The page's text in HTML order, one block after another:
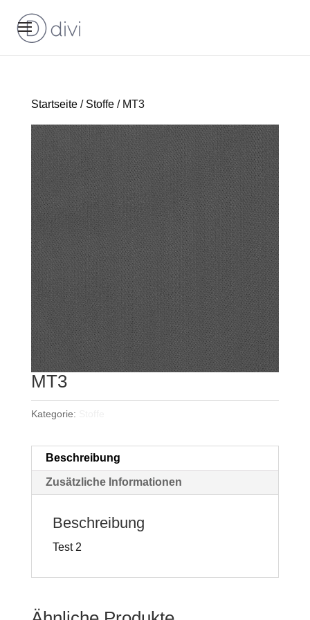
Startseite/ Stoffe/ MT3
MT3
Kategorie:
Beschreibung
Zusätzliche Informationen
Beschreibung
Test 2